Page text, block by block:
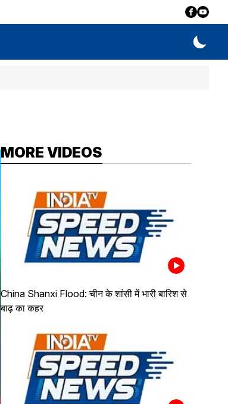
MORE VIDEOS
China Shanxi Flood: चीन के शांसी में भारी बारिश से
बाढ़ का कहर